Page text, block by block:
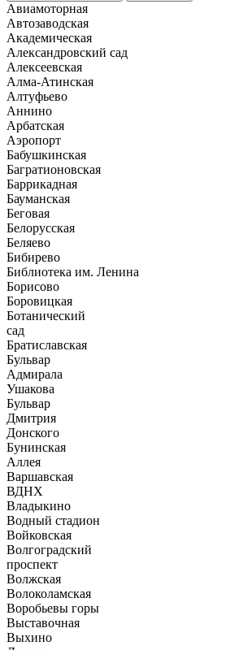
Авиамоторная
Автозаводская
Академическая
Александровский сад
Алексеевская
Алма-Атинская
Алтуфьево
Аннино
Арбатская
Аэропорт
Бабушкинская
Багратионовская
Баррикадная
Бауманская
Беговая
Белорусская
Беляево
Бибирево
Библиотека им. Ленина
Борисово
Боровицкая
Ботанический
сад
Братиславская
Бульвар
Адмирала
Ушакова
Бульвар
Дмитрия
Донского
Бунинская
Аллея
Варшавская
ВДНХ
Владыкино
Водный стадион
Войковская
Волгоградский
проспект
Волжская
Волоколамская
Воробьевы горы
Выставочная
Выхино